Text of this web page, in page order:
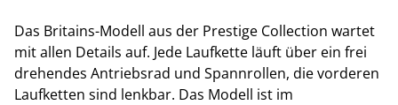
Das Britains-Modell aus der Prestige Collection wartet
mit allen Details auf. Jede Laufkette läuft über ein frei
drehendes Antriebsrad und Spannrollen, die vorderen
Laufketten sind lenkbar. Das Modell ist im